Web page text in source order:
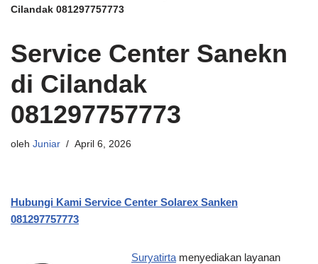
Cilandak 081297757773
Service Center Sanekn
di Cilandak
081297757773
oleh Juniar April 6, 2026
Hubungi Kami Service Center Solarex Sanken
081297757773
Suryatirta menyediakan layanan